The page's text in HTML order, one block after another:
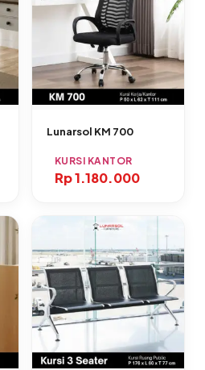
Lunarsol KM 700
KURSI KANTOR
Rp1.180.000